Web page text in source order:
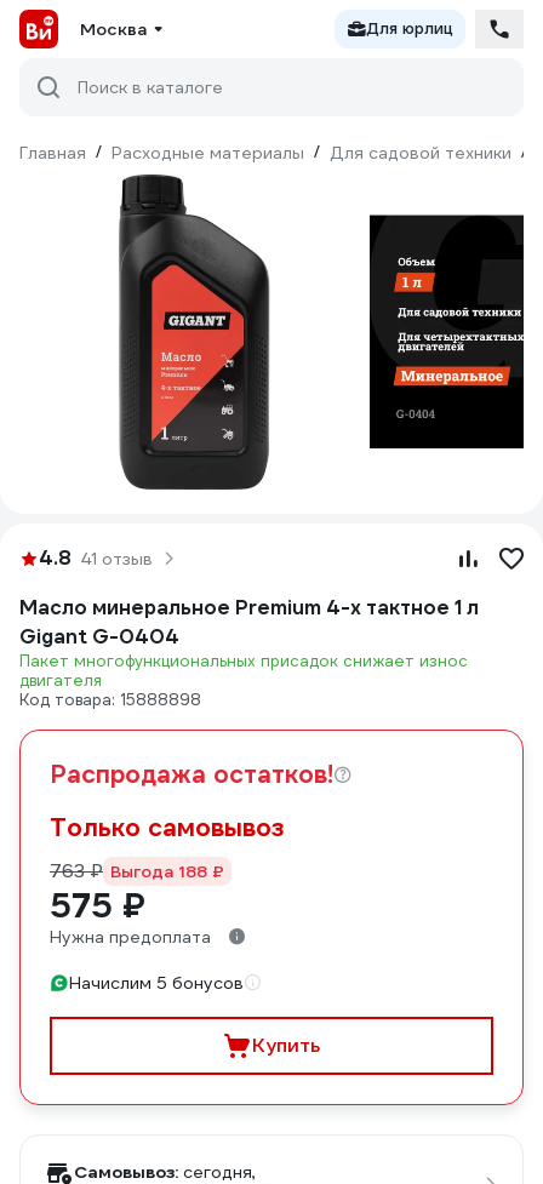
Москва Для юрлиц
Поиск в каталоге
Главная / Расходные материалы / Для садовой техники /
4.8 41 отзыв
Масло минеральное Premium 4-х тактное 1 л
Gigant G-0404
Пакет многофункциональных присадок снижает износ
двигателя
Код товара: 15888898
Распродажа остатков!
Только самовывоз
763 ₽ Выгода 188 ₽
575 ₽
Нужна предоплата
Начислим 5 бонусов
Купить
Самовывоз: сегодня,